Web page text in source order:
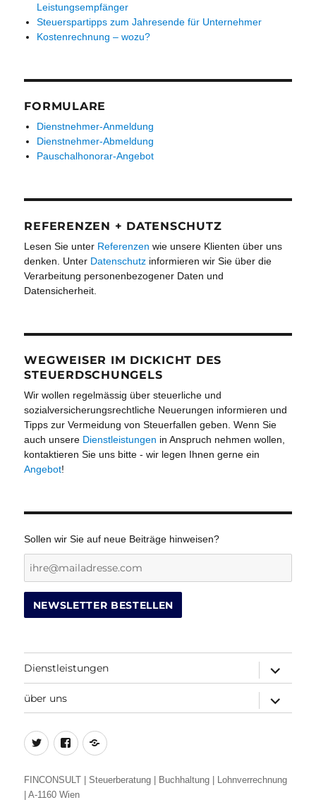
Leistungsempfänger
Steuerspartipps zum Jahresende für Unternehmer
Kostenrechnung – wozu?
FORMULARE
Dienstnehmer-Anmeldung
Dienstnehmer-Abmeldung
Pauschalhonorar-Angebot
REFERENZEN + DATENSCHUTZ
Lesen Sie unter Referenzen wie unsere Klienten über uns
denken. Unter Datenschutz informieren wir Sie über die
Verarbeitung personenbezogener Daten und
Datensicherheit.
WEGWEISER IM DICKICHT DES
STEUERDSCHUNGELS
Wir wollen regelmässig über steuerliche und
sozialversicherungsrechtliche Neuerungen informieren und
Tipps zur Vermeidung von Steuerfallen geben. Wenn Sie
auch unsere Dienstleistungen in Anspruch nehmen wollen,
kontaktieren Sie uns bitte - wir legen Ihnen gerne ein
Angebot!
Sollen wir Sie auf neue Beiträge hinweisen?
Dienstleistungen
Untermenü
öffnen
über uns
Untermenü
öffnen
TwitterFacebookBeitrags-
Feed
FINCONSULT | Steuerberatung | Buchhaltung | Lohnverrechnung
| A-1160 Wien